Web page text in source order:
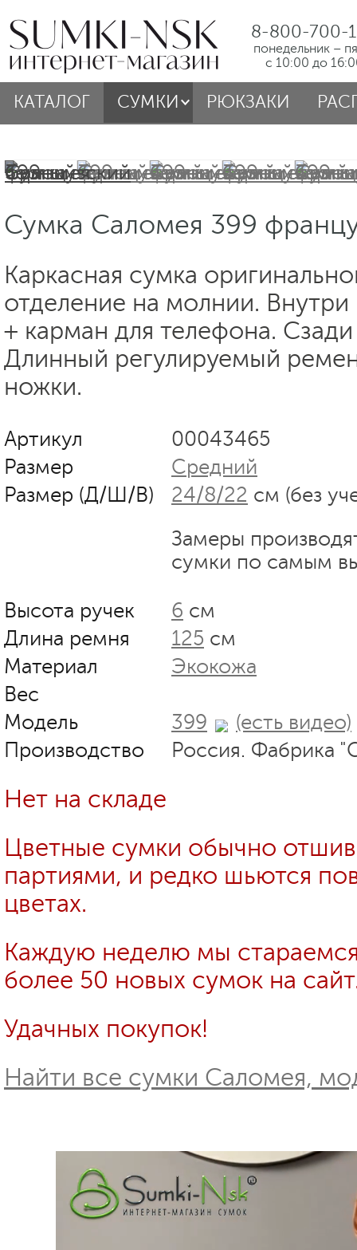
8-800-700-
понедельник –
с 10:00 до
КАТАЛОГ СУМКИ РЮКЗАКИ
Сумка Саломея 399
Каркасная сумка
отделение на молнии.
+ карман для телефона.
Длинный регулируемый
ножки.
Артикул
00043465
Размер
Средний
Размер (Д/Ш/В)
24/8/22 см (без
Замеры
сумки по самым
Высота ручек 6 см
Длина ремня
125 см
Материал
Экокожа
Вес
Модель
399
(есть видео)
Производство
Россия. Фабрика
Нет на складе
Цветные сумки обычно
партиями, и редко шьются
цветах.
Каждую неделю мы
более 50 новых сумок на
Удачных покупок!
Найти все сумки Саломея,